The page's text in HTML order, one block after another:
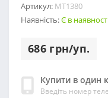
Артикул: МТ1380
Наявність:Є в
686 грн/уп.
Купити в один
Введіть номер